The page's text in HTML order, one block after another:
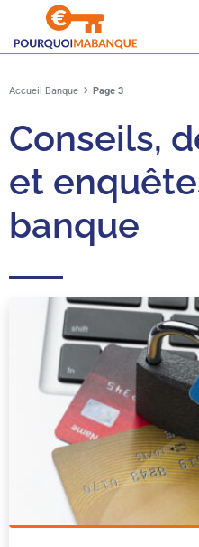
Accueil Banque Page 3
Conseils,
et
banque